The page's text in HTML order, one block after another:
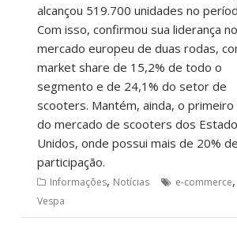
alcançou 519.700 unidades no
Com isso, confirmou sua liderança no
mercado europeu de duas rodas,
market share de 15,2% de todo o
segmento e de 24,1% do setor de
scooters. Mantém, ainda, o primeiro
do mercado de scooters dos
Unidos, onde possui mais de 20% de
participação.
Informações, Notícias e-commerce,
Vespa